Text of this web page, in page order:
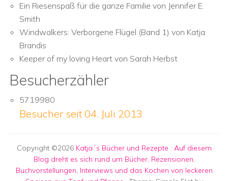
Ein Riesenspaß für die ganze Familie von Jennifer E.
Smith
Windwalkers: Verborgene Flügel (Band 1) von Katja
Brandis
Keeper of my loving Heart von Sarah Herbst
Besucherzähler
5719980
Besucher seit 04. Juli 2013
Copyright ©2026 Katja´s Bücher und Rezepte : Auf diesem
Blog dreht es sich rund um Bücher, Rezensionen,
Buchvorstellungen, Interviews und das Kochen von leckeren